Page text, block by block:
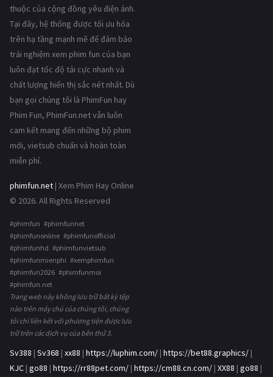
thuộc của cộng đồng yêu điện ảnh.
Tại đây, hệ thống được tối ưu hóa
trên hạ tầng mạnh mẽ để đảm bảo
trải nghiệm xem phim fun của bạn
luôn đạt tốc độ tải cực nhanh và
chất lượng hiển thị sắc nét nhất. Dù
bạn gọi chúng tôi là PhimFun hay
Phim Fun, PhimFun.net vẫn luôn
cam kết mang đến những bộ phim
mới, vietsub chuẩn và hoàn toàn
miễn phí.
phimfun.net | Xem Phim Hay Online
© 2026. All Rights Reserved
#phimfun #phimfunnet
#phimfunonline #phimfunofficial
#phimfunhd #phimfunvietsub
#phimfunmienphi #xemphimfun
#phimfun2026 #phimfunmoi
#phimfun.net
Trang web này không lưu trữ bất kỳ tệp
nào trên máy chủ của chúng tôi, chúng
tôi chỉ liên kết với phương tiện được lưu
trữ trên các dịch vụ của bên thứ 3.
Sv388 | Sv368 | xx88 | https://luphim.com/ | https://bet88.graphics/ |
KJC | go88 | https://rr88pet.com/ | https://cm88.cn.com/ | XX88 | go88 |